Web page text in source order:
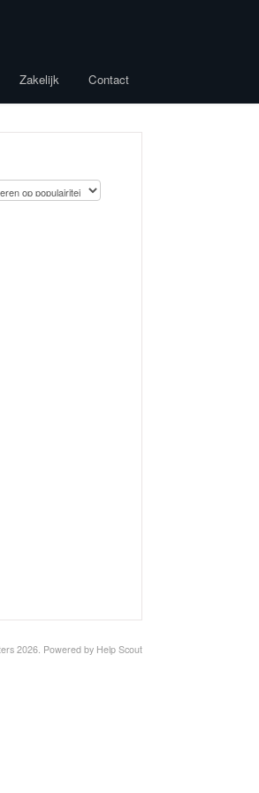
Zakelijk Contact
2026. Powered by Help Scout